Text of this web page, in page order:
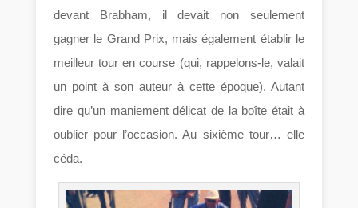
devant Brabham, il devait non seulement
gagner le Grand Prix, mais également établir le
meilleur tour en course (qui, rappelons-le, valait
un point à son auteur à cette époque). Autant
dire qu’un maniement délicat de la boîte était à
oublier pour l’occasion. Au sixième tour… elle
céda.